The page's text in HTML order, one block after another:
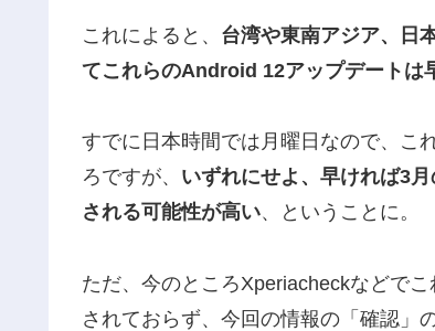
これによると、 台湾や東南アジア、日
てこれらのAndroid 12アップデートは
すでに日本時間では月曜日なので、こ
ろですが、 いずれにせよ、早ければ3
される可能性が高い、ということに。
ただ、今のところXperiacheckなどで
されておらず、今回の情報の「確認」